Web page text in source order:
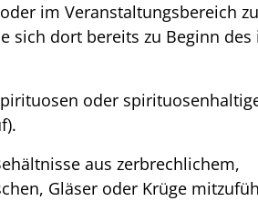
im Veranstaltungsbereich zu
sich dort bereits zu Beginn des
oder
aus zerbrechlichem,
Gläser oder Krüge